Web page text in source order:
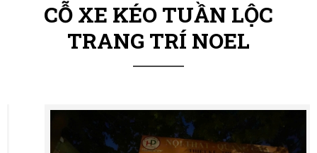
CỖ XE KÉO TUẦN LỘC
TRANG TRÍ NOEL